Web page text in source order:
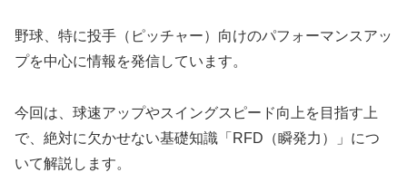
野球、特に投手（ピッチャー）向けのパフォーマンスアッ
プを中心に情報を発信しています。
今回は、球速アップやスイングスピード向上を目指す上
で、絶対に欠かせない基礎知識「RFD（瞬発力）」につ
いて解説します。